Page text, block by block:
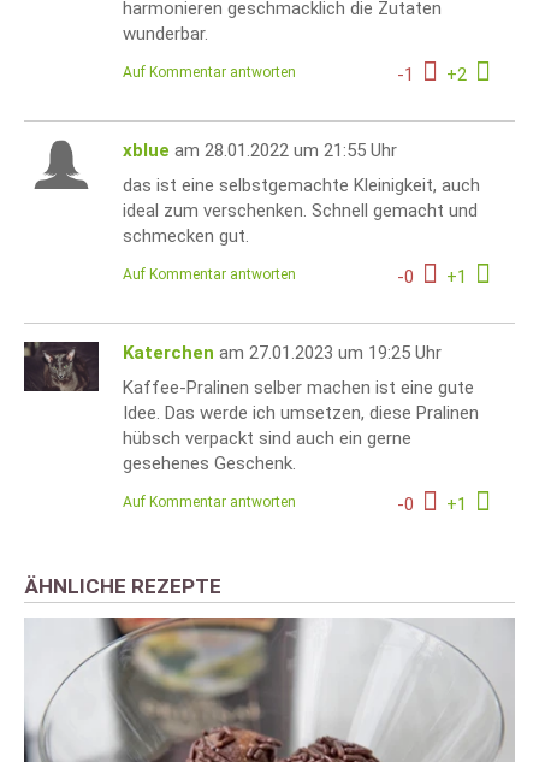
harmonieren geschmacklich die Zutaten
wunderbar.
-1 +2
Auf Kommentar antworten
xblue am 28.01.2022 um 21:55 Uhr
das ist eine selbstgemachte Kleinigkeit, auch
ideal zum verschenken. Schnell gemacht und
schmecken gut.
-0 +1
Auf Kommentar antworten
Katerchen am 27.01.2023 um 19:25 Uhr
Kaffee-Pralinen selber machen ist eine gute
Idee. Das werde ich umsetzen, diese Pralinen
hübsch verpackt sind auch ein gerne
gesehenes Geschenk.
-0 +1
Auf Kommentar antworten
ÄHNLICHE REZEPTE